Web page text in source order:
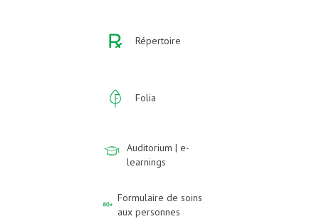
Répertoire
Folia
Auditorium | e-
learnings
Formulaire de soins
aux personnes